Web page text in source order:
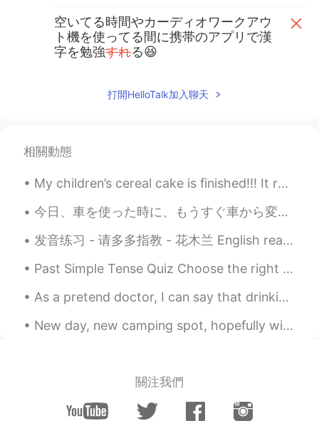
空いてる時間やカーディオワークアウ
ト機を使ってる間に携帯のアプリで漢
字を勉強すれる😆
ト機を使ってる間に携帯のアプリで漢
でき る😆
JP
頑張ってね！
打開HelloTalk加入聊天
相關動態
My children’s cereal cake is finished!!! It reminds me of childhood and happy times!! What do you...
今日、車を使った時に、もうすぐ車から変な感じがあった。 Today, when I went to use my car, the engine seemed strange. そして振動もち...
发音练习 - 请多多指教 - 花木兰 English reading in the comments. 一天，一个骑马的差人来到木兰家，送了一份书信给木兰的爸爸，说：“我们国家北边有敌人入侵，...
Past Simple Tense Quiz Choose the right answer.. 👇👇👇👇👇👇 1. I _____ to the bar last night. A. wen...
As a pretend doctor, I can say that drinking cold water on a cold night in winter is the healthie...
New day, new camping spot, hopefully with some fish! It’s incredible how much the scenery changes...
關注我們